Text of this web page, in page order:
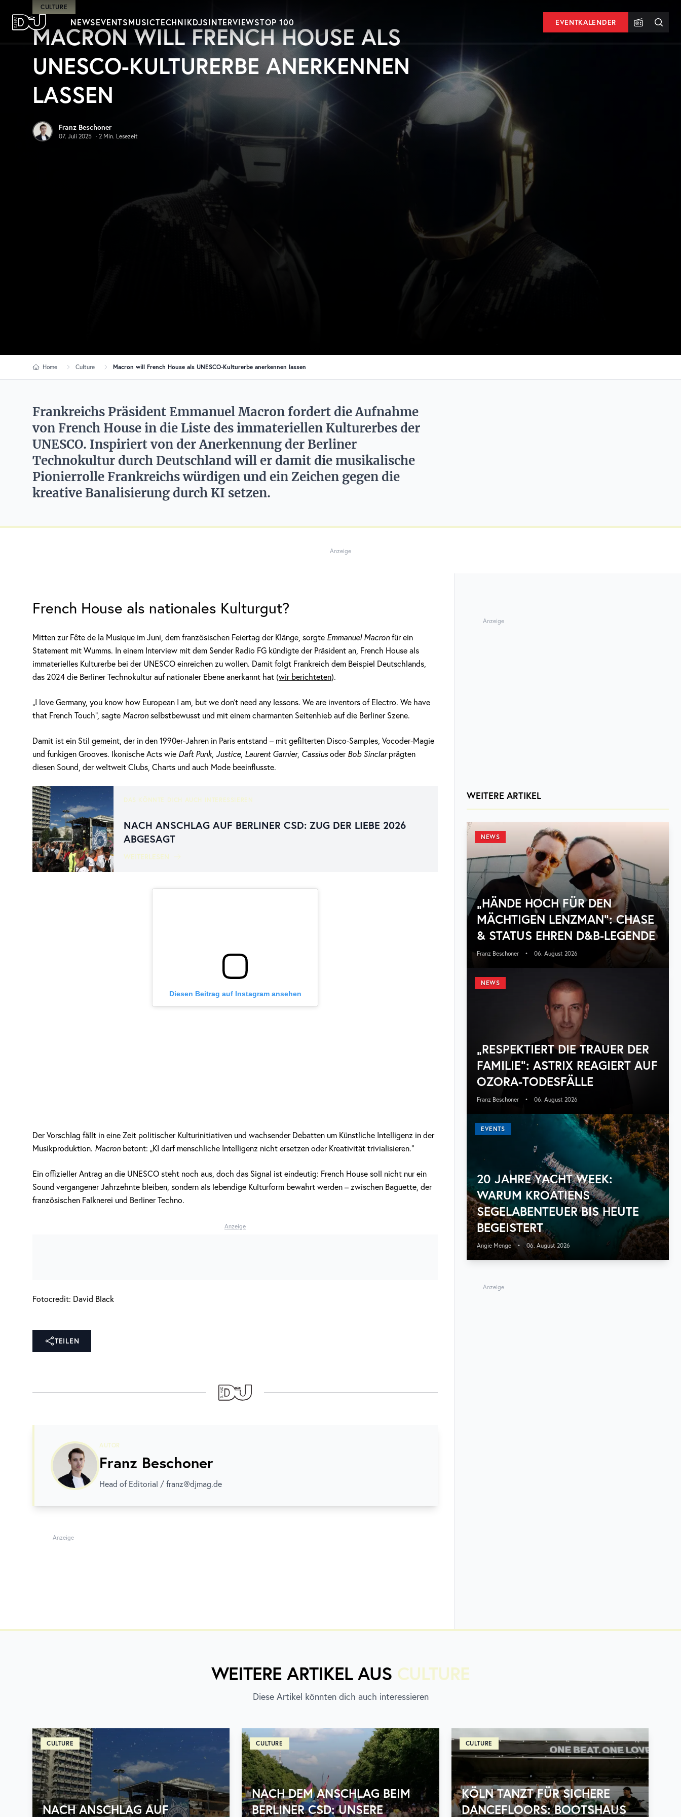
Zum Hauptinhalt springen
DJ Mag Germany
NEWSEVENTSMUSICTECHNIKDJSINTERVIEWSTOP 100 EVENTKALENDER
CULTURE
MACRON WILL FRENCH HOUSE ALS
UNESCO-KULTURERBE ANERKENNEN
LASSEN
Franz Beschoner
07. Juli 2025 · 2 Min. Lesezeit
Home Culture Macron will French House als UNESCO-Kulturerbe anerkennen lassen
Frankreichs Präsident Emmanuel Macron fordert die Aufnahme
von French House in die Liste des immateriellen Kulturerbes der
UNESCO. Inspiriert von der Anerkennung der Berliner
Technokultur durch Deutschland will er damit die musikalische
Pionierrolle Frankreichs würdigen und ein Zeichen gegen die
kreative Banalisierung durch KI setzen.
Anzeige
French House als nationales Kulturgut?
Mitten zur Fête de la Musique im Juni, dem französischen Feiertag der Klänge, sorgte Emmanuel Macronfür ein
Statement mit Wumms. In einem Interview mit dem Sender Radio FG kündigte der Präsident an, French House als
immaterielles Kulturerbe bei der UNESCO einreichen zu wollen. Damit folgt Frankreich dem Beispiel Deutschlands,
das 2024 die Berliner Technokultur auf nationaler Ebene anerkannt hat (wir berichteten).
„I love Germany, you know how European I am, but we don’t need any lessons. We are inventors of Electro. We have
that French Touch“, sagte Macronselbstbewusst und mit einem charmanten Seitenhieb auf die Berliner Szene.
Damit ist ein Stil gemeint, der in den 1990er-Jahren in Paris entstand – mit gefilterten Disco-Samples, Vocoder-Magie
und funkigen Grooves. Ikonische Acts wie Daft Punk, Justice, Laurent Garnier, Cassiusoder Bob Sinclarprägten
diesen Sound, der weltweit Clubs, Charts und auch Mode beeinflusste.
DAS KÖNNTE DICH AUCH INTERESSIEREN
NACH ANSCHLAG AUF BERLINER CSD: ZUG DER LIEBE 2026
ABGESAGT
WEITERLESEN
Diesen Beitrag auf Instagram ansehen
Der Vorschlag fällt in eine Zeit politischer Kulturinitiativen und wachsender Debatten um Künstliche Intelligenz in der
Musikproduktion. Macron betont: „KI darf menschliche Intelligenz nicht ersetzen oder Kreativität trivialisieren.“
Ein offizieller Antrag an die UNESCO steht noch aus, doch das Signal ist eindeutig: French House soll nicht nur ein
Sound vergangener Jahrzehnte bleiben, sondern als lebendige Kulturform bewahrt werden – zwischen Baguette, der
französischen Falknerei und Berliner Techno.
Anzeige
Fotocredit: David Black
TEILEN
AUTOR
Franz Beschoner
Head of Editorial / franz@djmag.de
Anzeige
Anzeige
WEITERE ARTIKEL
NEWS
„HÄNDE HOCH FÜR DEN
MÄCHTIGEN LENZMAN“: CHASE
& STATUS EHREN D&B-LEGENDE
Franz Beschoner • 06. August 2026
NEWS
„RESPEKTIERT DIE TRAUER DER
FAMILIE“: ASTRIX REAGIERT AUF
OZORA-TODESFÄLLE
Franz Beschoner • 06. August 2026
EVENTS
20 JAHRE YACHT WEEK:
WARUM KROATIENS
SEGELABENTEUER BIS HEUTE
BEGEISTERT
Angie Menge • 06. August 2026
Anzeige
WEITERE ARTIKEL AUS CULTURE
Diese Artikel könnten dich auch interessieren
CULTURE
NACH ANSCHLAG AUF
CULTURE
NACH DEM ANSCHLAG BEIM
BERLINER CSD: UNSERE
CULTURE
KÖLN TANZT FÜR SICHERE
DANCEFLOORS: BOOTSHAUS